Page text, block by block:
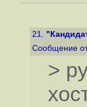
21.
Сообщение
>